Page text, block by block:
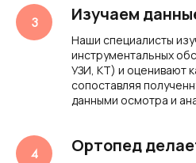
Изучаем
Наши специалисты
инструментальных
УЗИ, КТ) и оценивают
сопоставляя
данными осмотра и
Ортопед